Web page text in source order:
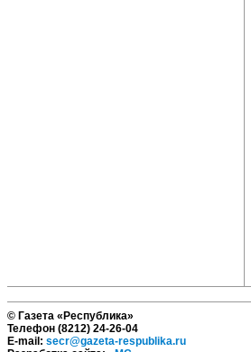
© Газета «Республика»
Телефон (8212) 24-26-04
E-mail: secr@gazeta-respublika.ru